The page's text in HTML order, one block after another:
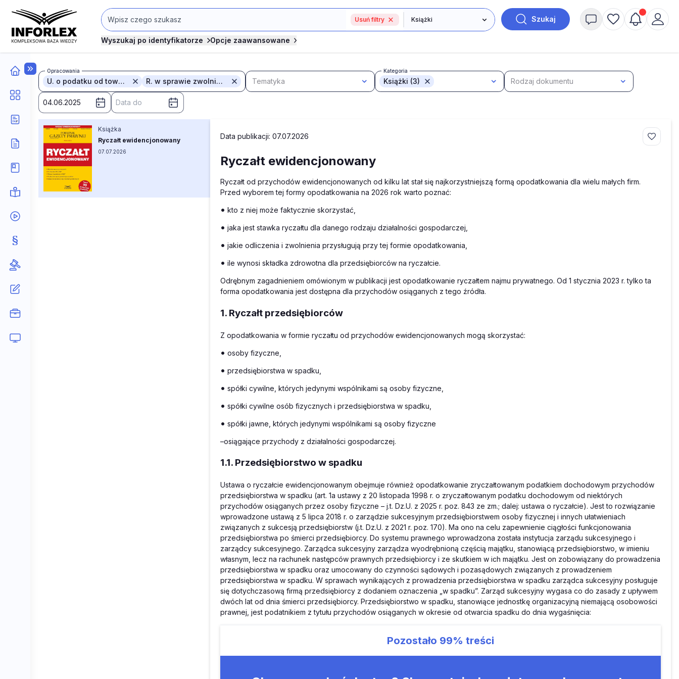
Usuń filtry Szukaj
Wyszukaj po identyfikatorze Opcje zaawansowane
Opracowania
U. o podatku od towarów i usług R. w sprawie zwolnień z obowiązku prowadzenia ... Tematyka
Kategoria
Książki (3) Rodzaj dokumentu
Książka
Ryczałt ewidencjonowany
07.07.2026
Data publikacji: 07.07.2026
Ryczałt ewidencjonowany
Ryczałt od przychodów ewidencjonowanych od kilku lat stał się najkorzystniejszą formą opodatkowania dla wielu małych firm.
Przed wyborem tej formy opodatkowania na 2026 rok warto poznać:
• kto z niej może faktycznie skorzystać,
• jaka jest stawka ryczałtu dla danego rodzaju działalności gospodarczej,
• jakie odliczenia i zwolnienia przysługują przy tej formie opodatkowania,
• ile wynosi składka zdrowotna dla przedsiębiorców na ryczałcie.
Odrębnym zagadnieniem omówionym w publikacji jest opodatkowanie ryczałtem najmu prywatnego. Od 1 stycznia 2023 r. tylko ta
forma opodatkowania jest dostępna dla przychodów osiąganych z tego źródła.
1. Ryczałt przedsiębiorców
Z opodatkowania w formie ryczałtu od przychodów ewidencjonowanych mogą skorzystać:
• osoby fizyczne,
• przedsiębiorstwa w spadku,
• spółki cywilne, których jedynymi wspólnikami są osoby fizyczne,
• spółki cywilne osób fizycznych i przedsiębiorstwa w spadku,
• spółki jawne, których jedynymi wspólnikami są osoby fizyczne
–osiągające przychody z działalności gospodarczej.
1.1. Przedsiębiorstwo w spadku
Ustawa o ryczałcie ewidencjonowanym obejmuje również opodatkowanie zryczałtowanym podatkiem dochodowym przychodów
przedsiębiorstwa w spadku (art. 1a ustawy z 20 listopada 1998 r. o zryczałtowanym podatku dochodowym od niektórych
przychodów osiąganych przez osoby fizyczne – j.t. Dz.U. z 2025 r. poz. 843 ze zm.; dalej: ustawa o ryczałcie). Jest to rozwiązanie
wprowadzone ustawą z 5 lipca 2018 r. o zarządzie sukcesyjnym przedsiębiorstwem osoby fizycznej i innych ułatwieniach
związanych z sukcesją przedsiębiorstw (j.t. Dz.U. z 2021 r. poz. 170). Ma ono na celu zapewnienie ciągłości funkcjonowania
przedsiębiorstwa po śmierci przedsiębiorcy. Do systemu prawnego wprowadzona została instytucja zarządu sukcesyjnego i
zarządcy sukcesyjnego. Zarządca sukcesyjny zarządza wyodrębnioną częścią majątku, stanowiącą przedsiębiorstwo, w imieniu
własnym, lecz na rachunek następców prawnych przedsiębiorcy i ze skutkiem w ich majątku. Jest on zobowiązany do prowadzenia
przedsiębiorstwa w spadku oraz umocowany do czynności sądowych i pozasądowych związanych z prowadzeniem
przedsiębiorstwa w spadku. W sprawach wynikających z prowadzenia przedsiębiorstwa w spadku zarządca sukcesyjny posługuje
się dotychczasową firmą przedsiębiorcy z dodaniem oznaczenia „w spadku”. Zarząd sukcesyjny wygasa co do zasady z upływem
dwóch lat od dnia śmierci przedsiębiorcy. Przedsiębiorstwo w spadku, stanowiące jednostkę organizacyjną niemającą osobowości
prawnej, jest podatnikiem z tytułu przychodów osiąganych w okresie od otwarcia spadku do dnia wygaśnięcia:
Pozostało 99% treści